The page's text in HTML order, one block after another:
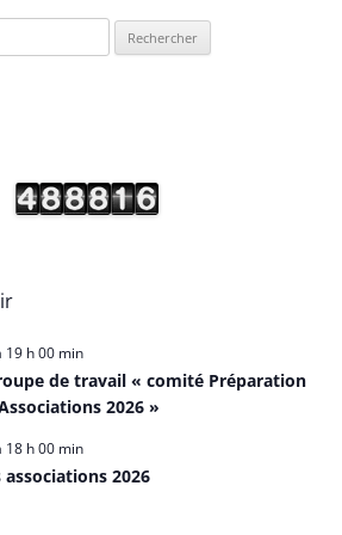
19 h 00 min
de travail « comité Préparation
2026 »
18 h 00 min
2026